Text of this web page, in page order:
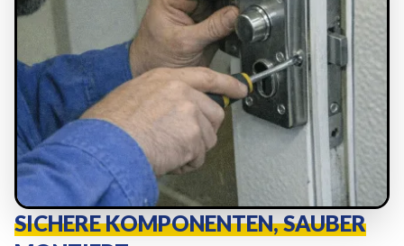
SICHERE KOMPONENTEN, SAUBER